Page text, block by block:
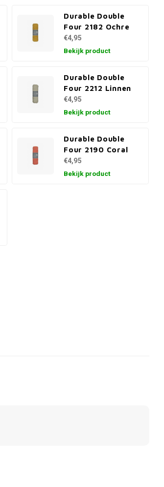
Durable Double
Four 2182 Ochre
€4,95
Bekijk product
Durable Double
Four 2212 Linnen
€4,95
Bekijk product
Durable Double
Four 2190 Coral
€4,95
Bekijk product